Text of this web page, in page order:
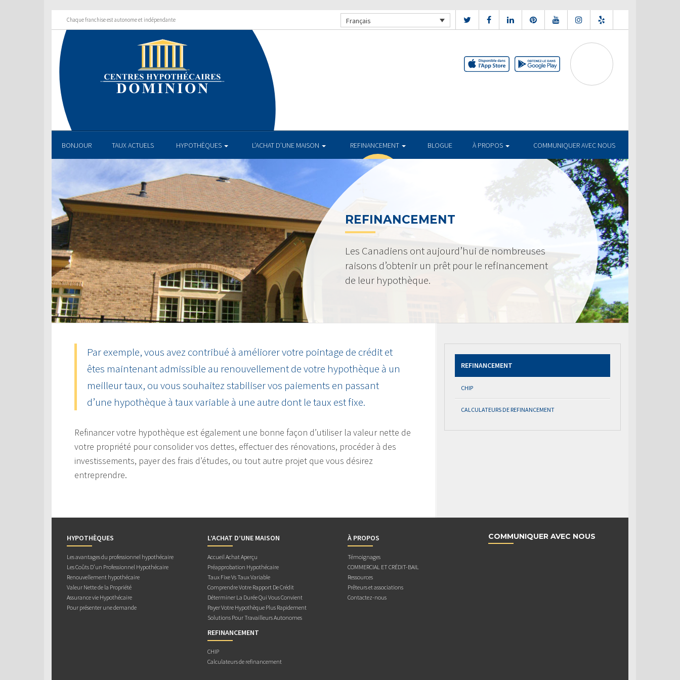
Chaque franchise est autonome et indépendante Français
BONJOUR TAUX ACTUELS HYPOTHÈQUES L’ACHAT D’UNE MAISON REFINANCEMENT BLOGUE À PROPOS COMMUNIQUER AVEC NOUS
REFINANCEMENT
Les Canadiens ont aujourd’hui de nombreuses
raisons d’obtenir un prêt pour le refinancement
de leur hypothèque.
Par exemple, vous avez contribué à améliorer votre pointage de crédit et
êtes maintenant admissible au renouvellement de votre hypothèque à un
meilleur taux, ou vous souhaitez stabiliser vos paiements en passant
d’une hypothèque à taux variable à une autre dont le taux est fixe.
Refinancer votre hypothèque est également une bonne façon d’utiliser la valeur nette de
votre propriété pour consolider vos dettes, effectuer des rénovations, procéder à des
investissements, payer des frais d’études, ou tout autre projet que vous désirez
entreprendre.
REFINANCEMENT
CHIP
CALCULATEURS DE REFINANCEMENT
HYPOTHÈQUES
Les avantages du professionnel hypothécaire
Les Coûts D’un Professionnel Hypothécaire
Renouvellement hypothécaire
Valeur Nette de la Propriété
Assurance vie Hypothécaire
Pour présenter une demande
L’ACHAT D’UNE MAISON
Accueil Achat Aperçu
Préapprobation Hypothécaire
Taux Fixe Vs Taux Variable
Comprendre Votre Rapport De Crédit
Déterminer La Durée Qui Vous Convient
Payer Votre Hypothèque Plus Rapidement
Solutions Pour Travailleurs Autonomes
REFINANCEMENT
CHIP
Calculateurs de refinancement
À PROPOS
Témoignages
COMMERCIAL ET CRÉDIT-BAIL
Ressources
Prêteurs et associations
Contactez-nous
COMMUNIQUER AVEC NOUS